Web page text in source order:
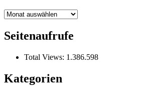
Archiv
Seitenaufrufe
Total Views: 1.386.598
Kategorien